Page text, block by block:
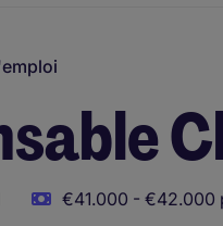
€41.000 - €42.000